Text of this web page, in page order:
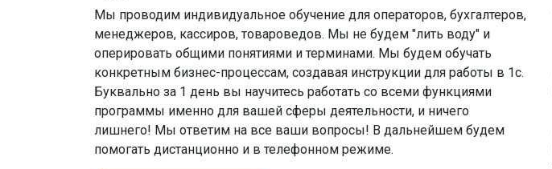
Мы проводим индивидуальное обучение для операторов, бухгалтеров,
менеджеров, кассиров, товароведов. Мы не будем "лить воду" и
оперировать общими понятиями и терминами. Мы будем обучать
конкретным бизнес-процессам, создавая инструкции для работы в 1с.
Буквально за 1 день вы научитесь работать со всеми функциями
программы именно для вашей сферы деятельности, и ничего
лишнего! Мы ответим на все ваши вопросы! В дальнейшем будем
помогать дистанционно и в телефонном режиме.